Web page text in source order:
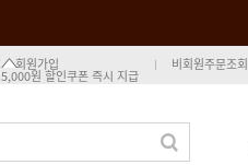
회원가입
5,000원 할인쿠폰 즉시 지급
비회원주문조회